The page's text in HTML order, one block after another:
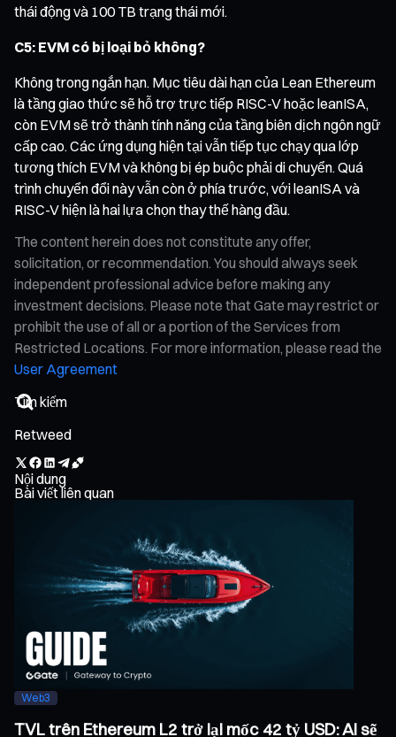
thái động và 100 TB trạng thái mới.
C5: EVM có bị loại bỏ không?
Không trong ngắn hạn. Mục tiêu dài hạn của Lean Ethereum
là tầng giao thức sẽ hỗ trợ trực tiếp RISC-V hoặc leanISA,
còn EVM sẽ trở thành tính năng của tầng biên dịch ngôn ngữ
cấp cao. Các ứng dụng hiện tại vẫn tiếp tục chạy qua lớp
tương thích EVM và không bị ép buộc phải di chuyển. Quá
trình chuyển đổi này vẫn còn ở phía trước, với leanISA và
RISC-V hiện là hai lựa chọn thay thế hàng đầu.
The content herein does not constitute any offer,
solicitation, or recommendation. You should always seek
independent professional advice before making any
investment decisions. Please note that Gate may restrict or
prohibit the use of all or a portion of the Services from
Restricted Locations. For more information, please read the
User Agreement
Retweed
Nội dung
Bài viết liên quan
Web3
TVL trên Ethereum L2 trở lại mốc 42 tỷ USD: Ai sẽ